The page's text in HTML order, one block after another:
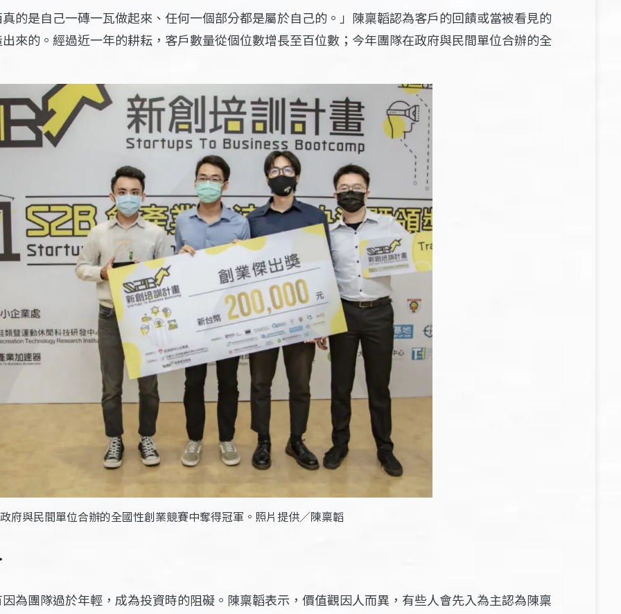
的是自己一磚一瓦做起來、任何一個部分都是屬於自己的。」陳稟韜認為客戶的回饋或當被看見的
來的。經過近一年的耕耘，客戶數量從個位數增長至百位數；今年團隊在政府與民間單位合辦的全
府與民間單位合辦的全國性創業競賽中奪得冠軍。照片提供／陳稟韜
為團隊過於年輕，成為投資時的阻礙。陳稟韜表示，價值觀因人而異，有些人會先入為主認為陳稟